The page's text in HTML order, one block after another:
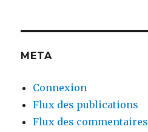
META
Connexion
Flux des publications
Flux des commentaires